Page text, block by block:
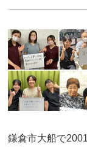
鎌倉市大船で